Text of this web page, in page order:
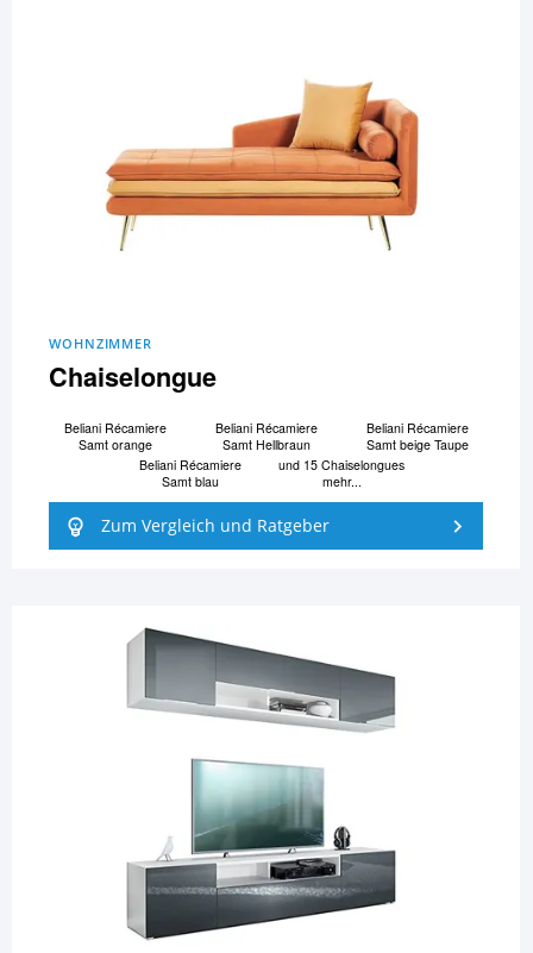
WOHNZIMMER
Chaiselongue
Beliani Ré­ca­mi­e­re
Samt orange
Beliani Ré­ca­mi­e­re
Samt Hellbraun
Beliani Ré­ca­mi­e­re
Samt beige Taupe
Beliani Ré­ca­mi­e­re
Samt blau
und 15 Chaiselongues
mehr...
Zum Vergleich und Ratgeber